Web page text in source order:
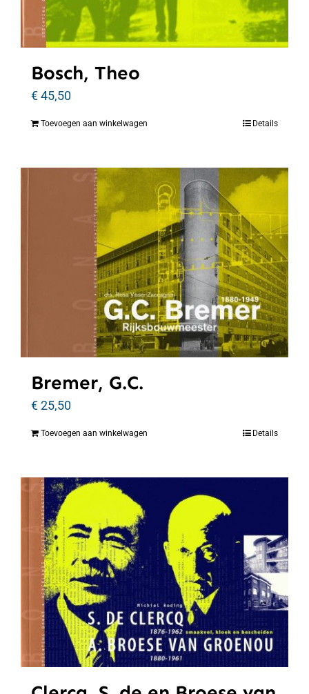
Bosch, Theo
€45,50
Toevoegen aan winkelwagen Details
Bremer, G.C.
€25,50
Toevoegen aan winkelwagen Details